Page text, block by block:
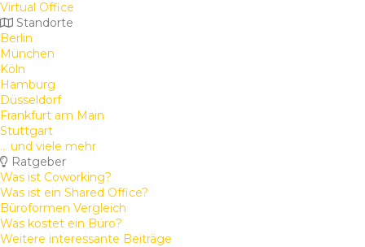
Virtual Office
Standorte
Berlin
München
Köln
Hamburg
Düsseldorf
Frankfurt am Main
Stuttgart
... und viele mehr
Ratgeber
Was ist Coworking?
Was ist ein Shared Office?
Büroformen Vergleich
Was kostet ein Büro?
Weitere interessante Beiträge